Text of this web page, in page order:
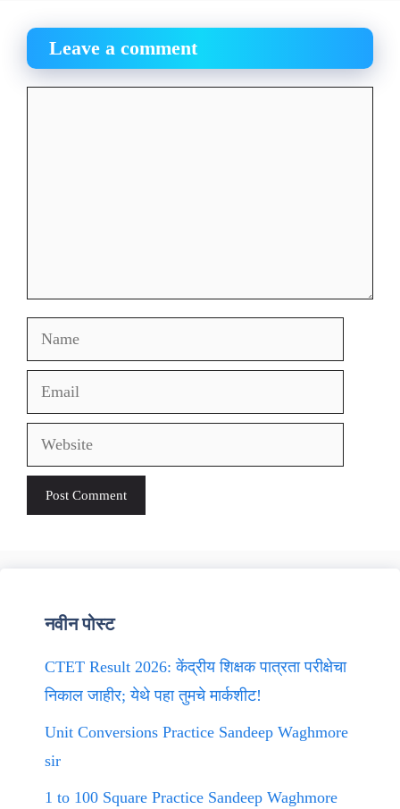
Leave a comment
Name
Email
Website
नवीन पोस्ट
CTET Result 2026: केंद्रीय शिक्षक पात्रता परीक्षेचा
निकाल जाहीर; येथे पहा तुमचे मार्कशीट!
Unit Conversions Practice Sandeep Waghmore
sir
1 to 100 Square Practice Sandeep Waghmore